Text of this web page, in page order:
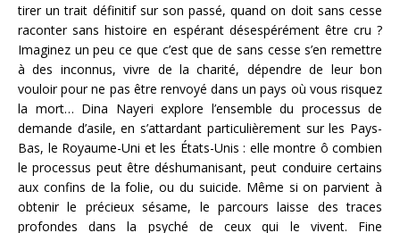
tirer un trait définitif sur son passé, quand on doit sans cesse
raconter sans histoire en espérant désespérément être cru ?
Imaginez un peu ce que c’est que de sans cesse s’en remettre
à des inconnus, vivre de la charité, dépendre de leur bon
vouloir pour ne pas être renvoyé dans un pays où vous risquez
la mort… Dina Nayeri explore l’ensemble du processus de
demande d’asile, en s’attardant particulièrement sur les Pays-
Bas, le Royaume-Uni et les États-Unis : elle montre ô combien
le processus peut être déshumanisant, peut conduire certains
aux confins de la folie, ou du suicide. Même si on parvient à
obtenir le précieux sésame, le parcours laisse des traces
profondes dans la psyché de ceux qui le vivent. Fine